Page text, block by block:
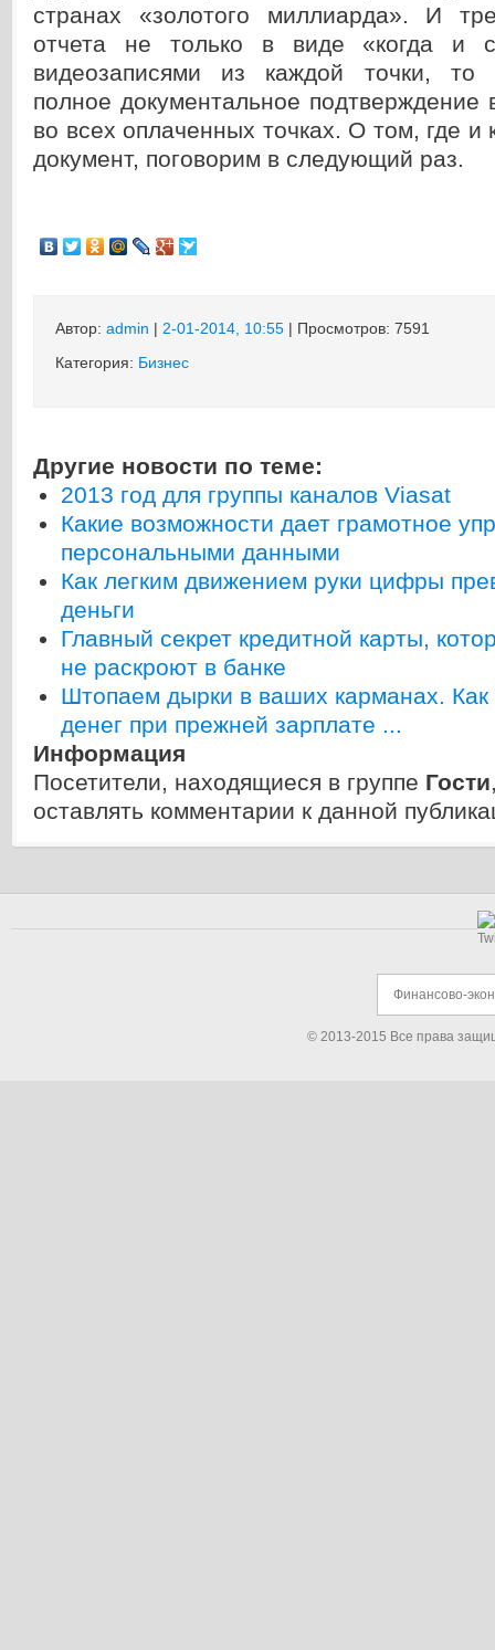
странах «золотого миллиарда». И
отчета не только в виде «когда и
видеозаписями из каждой точки, то
полное документальное подтверждение
во всех оплаченных точках. О том, где и
документ, поговорим в следующий раз.
Автор: admin | 2-01-2014, 10:55 | Просмотров: 7591
Категория: Бизнес
Другие новости по теме:
2013 год для группы каналов Viasat
Какие возможности дает грамотное
персональными данными
Как легким движением руки цифры
деньги
Главный секрет кредитной карты,
не раскроют в банке
Штопаем дырки в ваших карманах.
денег при прежней зарплате ...
Информация
Посетители, находящиеся в группе Гости
оставлять комментарии к данной
Финансово-
© 2013-2015 Все права